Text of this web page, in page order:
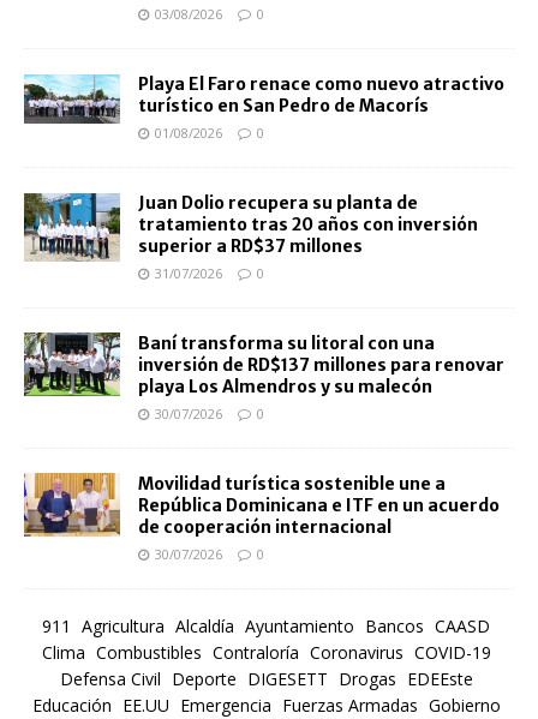
03/08/2026 0
Playa El Faro renace como nuevo atractivo
turístico en San Pedro de Macorís
01/08/2026 0
Juan Dolio recupera su planta de
tratamiento tras 20 años con inversión
superior a RD$37 millones
31/07/2026 0
Baní transforma su litoral con una
inversión de RD$137 millones para renovar
playa Los Almendros y su malecón
30/07/2026 0
Movilidad turística sostenible une a
República Dominicana e ITF en un acuerdo
de cooperación internacional
30/07/2026 0
911 Agricultura Alcaldía Ayuntamiento Bancos CAASD
Clima Combustibles Contraloría Coronavirus COVID-19
Defensa Civil Deporte DIGESETT Drogas EDEEste
Educación EE.UU Emergencia Fuerzas Armadas Gobierno